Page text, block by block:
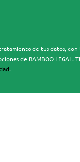
de tus datos,
de BAMBOO
.